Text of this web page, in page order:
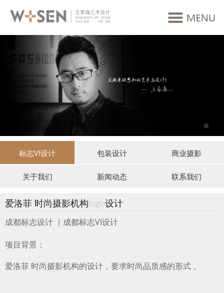
标志VI设计 包装设计 商业摄影
关于我们 新闻动态 联系我们
爱洛菲 时尚摄影机构logo设计
成都标志设计 ｜成都标志VI设计
项目背景：
爱洛菲 时尚摄影机构的设计，要求时尚品质感的形式 。